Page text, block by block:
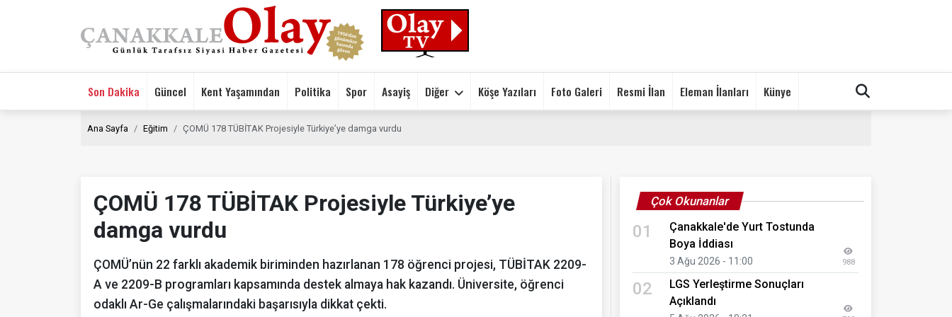
Son Dakika Güncel Kent Yaşamından Politika Spor Asayiş Diğer Köşe Yazıları Foto Galeri Resmi İlan Eleman İlanları Künye
Ana Sayfa Eğitim ÇOMÜ 178 TÜBİTAK Projesiyle Türkiye’ye damga vurdu
ÇOMÜ 178 TÜBİTAK Projesiyle Türkiye’ye
damga vurdu
ÇOMÜ’nün 22 farklı akademik biriminden hazırlanan 178 öğrenci projesi, TÜBİTAK 2209-
A ve 2209-B programları kapsamında destek almaya hak kazandı. Üniversite, öğrenci
odaklı Ar-Ge çalışmalarındaki başarısıyla dikkat çekti.
Çok Okunanlar
01
Çanakkale'de Yurt Tostunda
Boya İddiası
3 Ağu 2026 - 11:00 988
02
LGS Yerleştirme Sonuçları
Açıklandı